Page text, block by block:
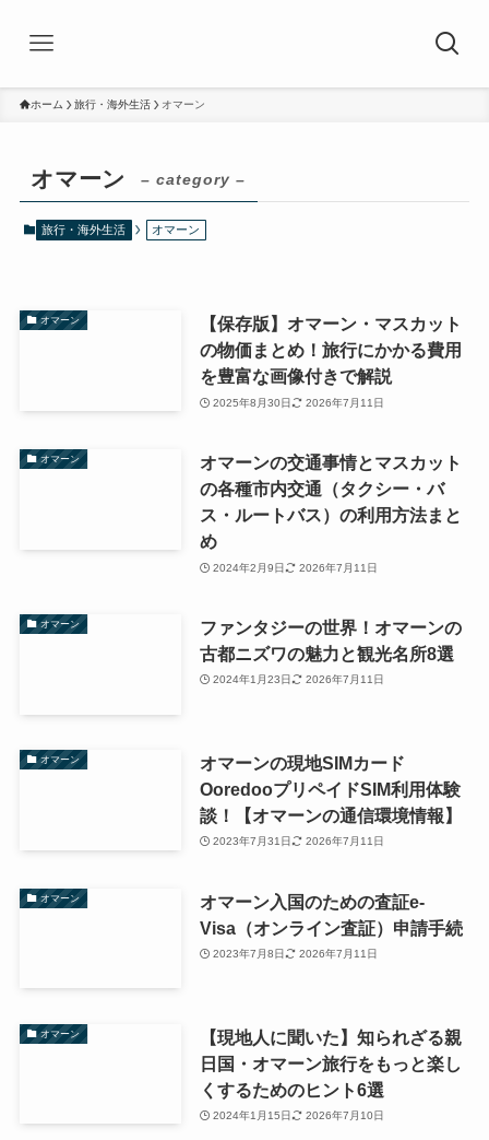
ホーム 旅行・海外生活 オマーン
オマーン – category –
旅行・海外生活 オマーン
オマーン
【保存版】オマーン・マスカット
の物価まとめ！旅行にかかる費用
を豊富な画像付きで解説
2025年8月30日 2026年7月11日
オマーン
オマーンの交通事情とマスカット
の各種市内交通（タクシー・バ
ス・ルートバス）の利用方法まと
め
2024年2月9日 2026年7月11日
オマーン
ファンタジーの世界！オマーンの
古都ニズワの魅力と観光名所8選
2024年1月23日 2026年7月11日
オマーン
オマーンの現地SIMカード
OoredooプリペイドSIM利用体験
談！【オマーンの通信環境情報】
2023年7月31日 2026年7月11日
オマーン
オマーン入国のための査証e-
Visa（オンライン査証）申請手続
2023年7月8日 2026年7月11日
オマーン
【現地人に聞いた】知られざる親
日国・オマーン旅行をもっと楽し
くするためのヒント6選
2024年1月15日 2026年7月10日